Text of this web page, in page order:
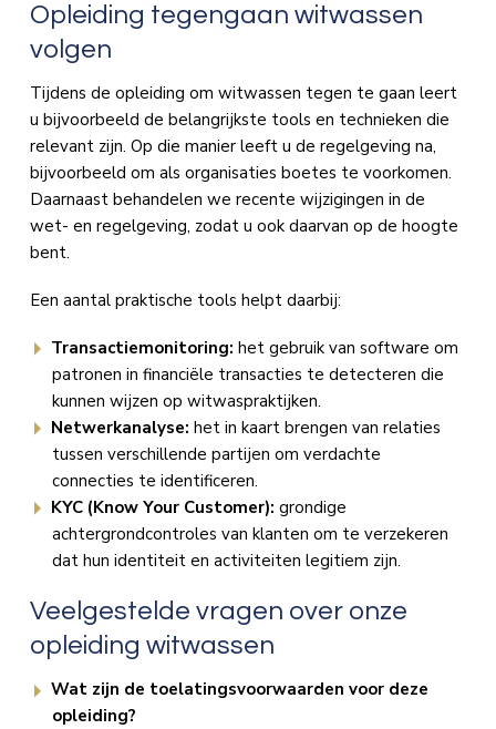
Opleiding tegengaan witwassen
volgen
Tijdens de opleiding om witwassen tegen te gaan leert
u bijvoorbeeld de belangrijkste tools en technieken die
relevant zijn. Op die manier leeft u de regelgeving na,
bijvoorbeeld om als organisaties boetes te voorkomen.
Daarnaast behandelen we recente wijzigingen in de
wet- en regelgeving, zodat u ook daarvan op de hoogte
bent.
Een aantal praktische tools helpt daarbij:
Transactiemonitoring: het gebruik van software om
patronen in financiële transacties te detecteren die
kunnen wijzen op witwaspraktijken.
Netwerkanalyse: het in kaart brengen van relaties
tussen verschillende partijen om verdachte
connecties te identificeren.
KYC (Know Your Customer): grondige
achtergrondcontroles van klanten om te verzekeren
dat hun identiteit en activiteiten legitiem zijn.
Veelgestelde vragen over onze
opleiding witwassen
Wat zijn de toelatingsvoorwaarden voor deze
opleiding?